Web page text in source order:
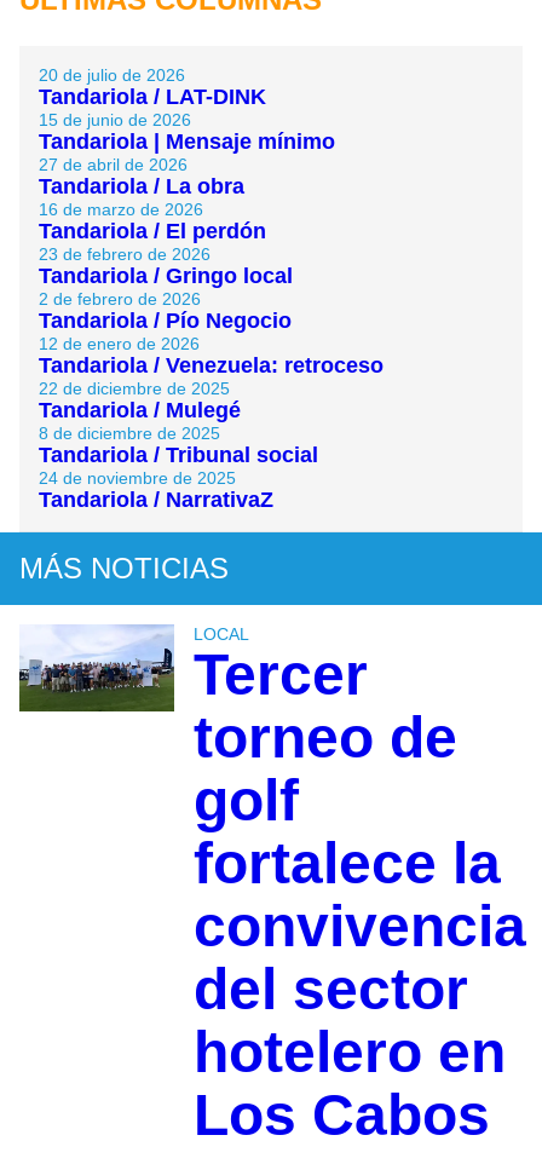
20 de julio de 2026
Tandariola / LAT-DINK
15 de junio de 2026
Tandariola | Mensaje mínimo
27 de abril de 2026
Tandariola / La obra
16 de marzo de 2026
Tandariola / El perdón
23 de febrero de 2026
Tandariola / Gringo local
2 de febrero de 2026
Tandariola / Pío Negocio
12 de enero de 2026
Tandariola / Venezuela: retroceso
22 de diciembre de 2025
Tandariola / Mulegé
8 de diciembre de 2025
Tandariola / Tribunal social
24 de noviembre de 2025
Tandariola / NarrativaZ
MÁS NOTICIAS
LOCAL
Tercer
torneo de
golf
fortalece la
convivencia
del sector
hotelero en
Los Cabos